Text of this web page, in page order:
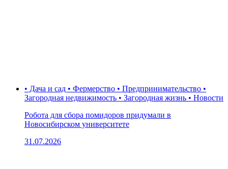
• Дача и сад • Фермерство • Предпринимательство •
Загородная недвижимость • Загородная жизнь • Новости
Робота для сбора помидоров придумали в
Новосибирском университете
31.07.2026